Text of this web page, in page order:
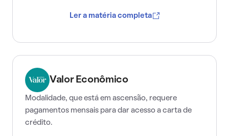
Ler a matéria completa
Valor Econômico
Modalidade, que está em ascensão, requere
pagamentos mensais para dar acesso a carta de
crédito.